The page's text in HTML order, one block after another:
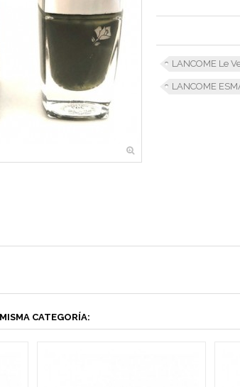
LANCOME Le
LANCOME
CATEGORÍA: